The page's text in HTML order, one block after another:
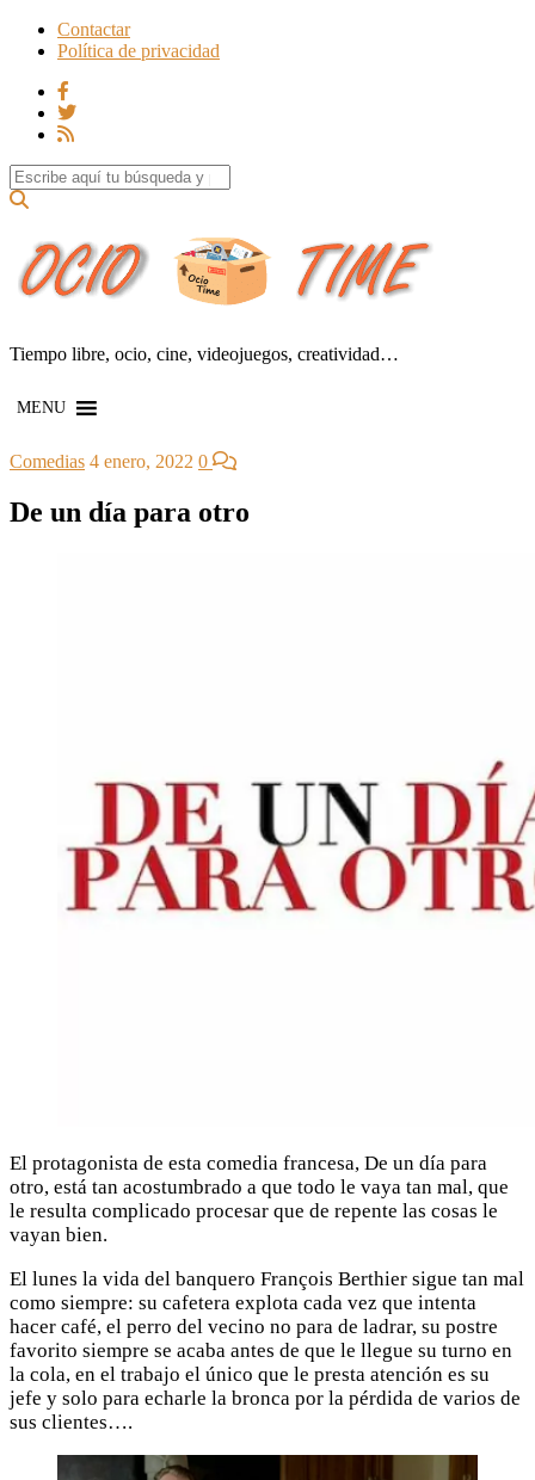
Contactar
Política de privacidad
Search for:
Tiempo libre, ocio, cine, videojuegos, creatividad…
MENU
Comedias 4 enero, 2022 0
De un día para otro
El protagonista de esta comedia francesa, De un día para
otro, está tan acostumbrado a que todo le vaya tan mal, que
le resulta complicado procesar que de repente las cosas le
vayan bien.
El lunes la vida del banquero François Berthier sigue tan mal
como siempre: su cafetera explota cada vez que intenta
hacer café, el perro del vecino no para de ladrar, su postre
favorito siempre se acaba antes de que le llegue su turno en
la cola, en el trabajo el único que le presta atención es su
jefe y solo para echarle la bronca por la pérdida de varios de
sus clientes….